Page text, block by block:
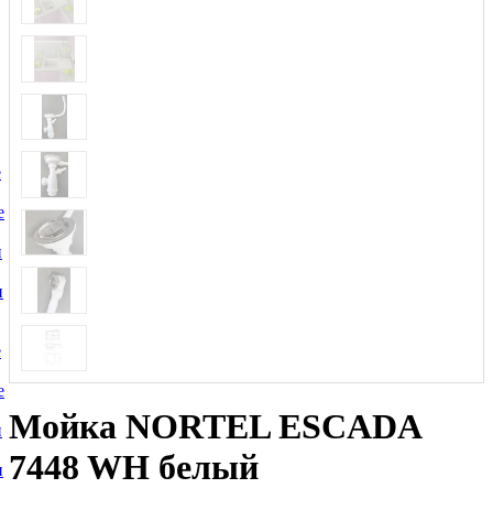
Мойка NORTEL ESCADA
7448 WH белый